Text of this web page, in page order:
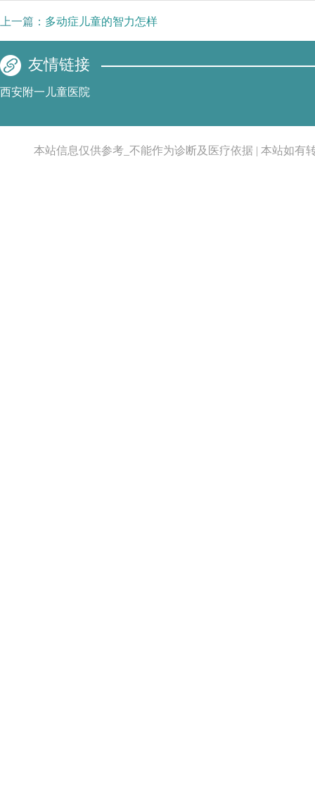
上一篇： 多动症儿童的智力怎样
友情链接
西安附一儿童医院
本站信息仅供参考_不能作为诊断及医疗依据 | 本站如